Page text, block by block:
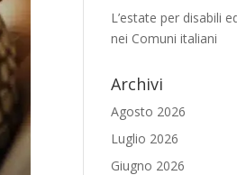
L’estate per disabili
nei Comuni italiani
Archivi
Agosto 2026
Luglio 2026
Giugno 2026